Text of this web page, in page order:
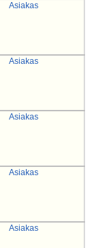
Asiakas
Asiakas
Asiakas
Asiakas
Asiakas